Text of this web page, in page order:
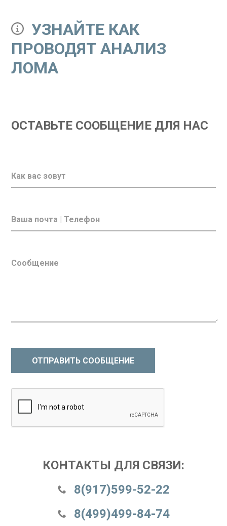
УЗНАЙТЕ КАК
ПРОВОДЯТ АНАЛИЗ
ЛОМА
ОСТАВЬТЕ СООБЩЕНИЕ ДЛЯ НАС
ОТПРАВИТЬ СООБЩЕНИЕ
КОНТАКТЫ ДЛЯ СВЯЗИ:
8(917)599-52-22
8(499)499-84-74